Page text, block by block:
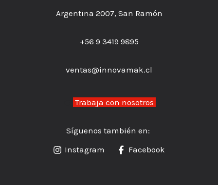
Argentina 2007, San Ramón
+56 9 3419 9895
ventas@innovamak.cl
Trabaja con nosotros
Síguenos también en:
Instagram
Facebook